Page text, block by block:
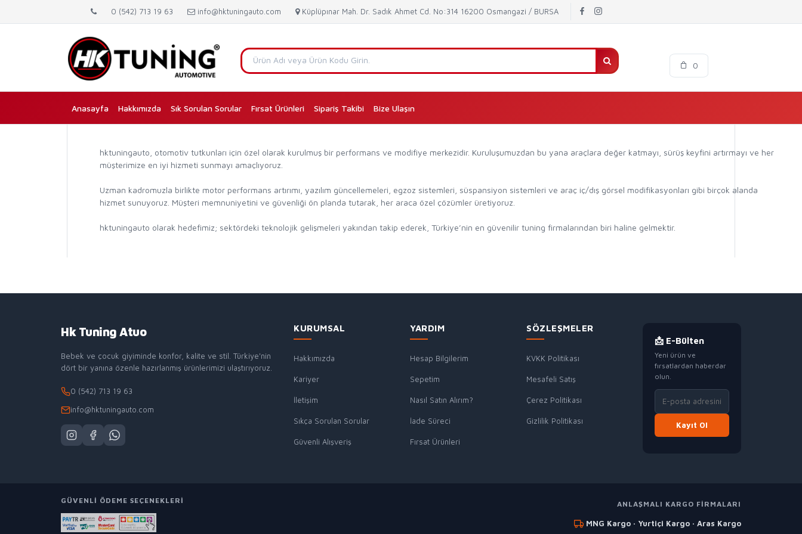
0 (542) 713 19 63 info@hktuningauto.com Küplüpınar Mah. Dr. Sadık Ahmet Cd. No:314 16200 Osmangazi / BURSA
0
Anasayfa (current)
Hakkımızda Sık Sorulan Sorular Fırsat Ürünleri Sipariş Takibi Bize Ulaşın
hktuningauto, otomotiv tutkunları için özel olarak kurulmuş bir performans ve modifiye merkezidir. Kuruluşumuzdan bu yana araçlara değer katmayı, sürüş keyfini artırmayı ve her
müşterimize en iyi hizmeti sunmayı amaçlıyoruz.
Uzman kadromuzla birlikte motor performans artırımı, yazılım güncellemeleri, egzoz sistemleri, süspansiyon sistemleri ve araç iç/dış görsel modifikasyonları gibi birçok alanda
hizmet sunuyoruz. Müşteri memnuniyetini ve güvenliği ön planda tutarak, her araca özel çözümler üretiyoruz.
hktuningauto olarak hedefimiz; sektördeki teknolojik gelişmeleri yakından takip ederek, Türkiye’nin en güvenilir tuning firmalarından biri haline gelmektir.
Hk Tuning Atuo
Bebek ve çocuk giyiminde konfor, kalite ve stil. Türkiye'nin
dört bir yanına özenle hazırlanmış ürünlerimizi ulaştırıyoruz.
0 (542) 713 19 63
info@hktuningauto.com
KURUMSAL
Hakkımızda
Kariyer
İletişim
Sıkça Sorulan Sorular
Güvenli Alışveriş
YARDIM
Hesap Bilgilerim
Sepetim
Nasıl Satın Alırım?
İade Süreci
Fırsat Ürünleri
SÖZLEŞMELER
KVKK Politikası
Mesafeli Satış
Çerez Politikası
Gizlilik Politikası
📩 E-Bülten
Yeni ürün ve
fırsatlardan haberdar
olun.
Kayıt Ol
GÜVENLI ÖDEME SEÇENEKLERI ANLAŞMALI KARGO FIRMALARI
MNG Kargo · Yurtiçi Kargo · Aras Kargo